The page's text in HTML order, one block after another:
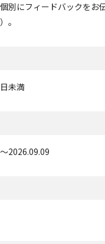
別にフィードバックをお
。
未満
2026.09.09